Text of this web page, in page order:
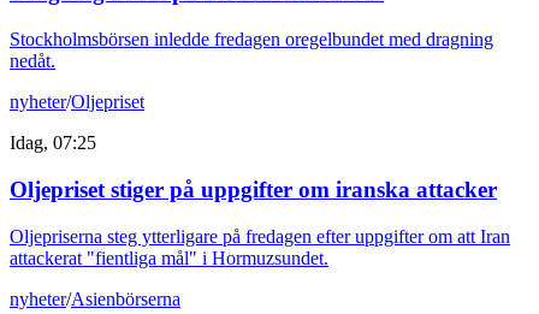
Stockholmsbörsen inledde fredagen oregelbundet med dragning
nedåt.
nyheter/Oljepriset
Idag, 07:25
Oljepriset stiger på uppgifter om iranska attacker
Oljepriserna steg ytterligare på fredagen efter uppgifter om att Iran
attackerat "fientliga mål" i Hormuzsundet.
nyheter/Asienbörserna